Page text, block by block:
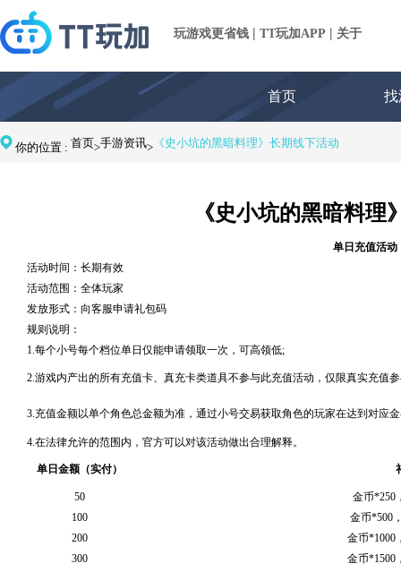
玩游戏更省钱 | TT玩加APP | 关于
首页 找
你的位置 : 首页>手游资讯> 《史小坑的黑暗料理》长期线下活动
《史小坑的黑暗料理
单日充值活动
活动时间：长期有效
活动范围：全体玩家
发放形式：向客服申请礼包码
规则说明：
1.每个小号每个档位单日仅能申请领取一次，可高领低;
2.游戏内产出的所有充值卡、真充卡类道具不参与此充值活动，仅限真实充值
3.充值金额以单个角色总金额为准，通过小号交易获取角色的玩家在达到对应
4.在法律允许的范围内，官方可以对该活动做出合理解释。
单日金额（实付）
50
金币*250
100
金币*500
200
金币*1000
300
金币*1500